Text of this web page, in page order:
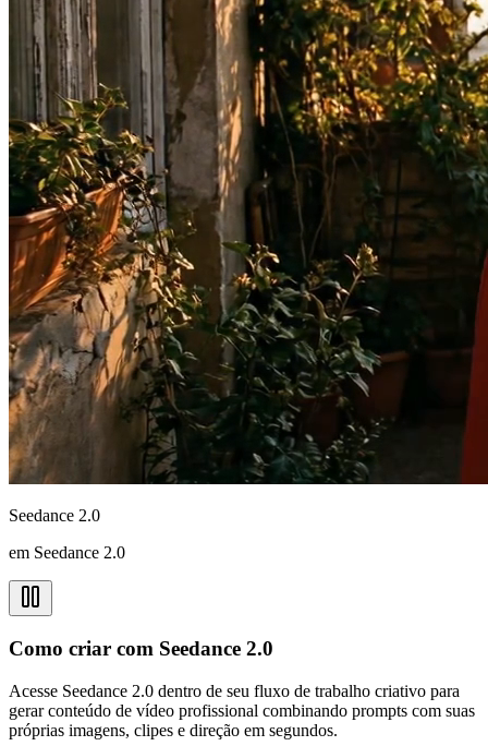
Seedance 2.0
em Seedance 2.0
Como criar com Seedance 2.0
Acesse Seedance 2.0 dentro de seu fluxo de trabalho criativo para
gerar conteúdo de vídeo profissional combinando prompts com suas
próprias imagens, clipes e direção em segundos.